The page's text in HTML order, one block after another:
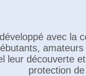
avec la
leur découverte
protection